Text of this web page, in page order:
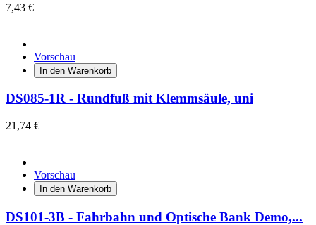
7,43 €
Vorschau
In den Warenkorb
DS085-1R - Rundfuß mit Klemmsäule, uni
21,74 €
Vorschau
In den Warenkorb
DS101-3B - Fahrbahn und Optische Bank Demo,...